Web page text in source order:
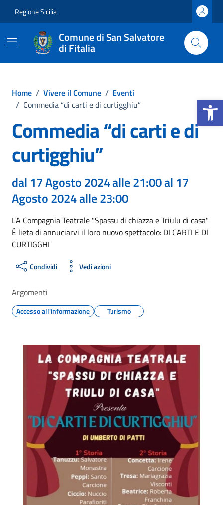
Apri la
Regione Sicilia
Comune di San Salvatore
di Fitalia
Home / Vivere il Comune / Eventi
/ Commedia “di carti e di curtigghiu”
Commedia “di carti e di
curtigghiu”
dal 17 Agosto 2024 alle 21:00 al 17
Agosto 2024 alle 23:00
LA Compagnia Teatrale "Spassu di chiazza e Triulu di casa"
È lieta di annuciarvi il loro nuovo spettacolo: DI CARTI E DI
CURTIGGHI
Condividi Vedi azioni
Argomenti
Accesso all'informazione Turismo